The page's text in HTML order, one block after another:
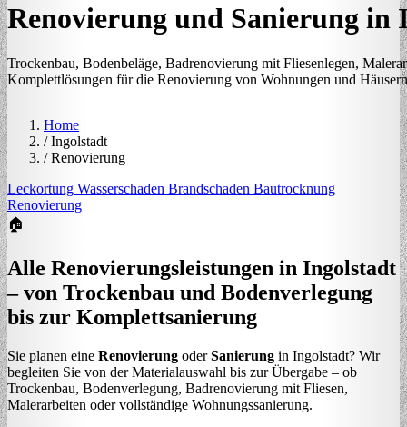
Renovierung und Sanierung in
Trockenbau, Bodenbeläge, Badrenovierung mit Fliesenlegen,
Komplettlösungen für die Renovierung von Wohnungen und
Home
/ Ingolstadt
/ Renovierung
Leckortung Wasserschaden Brandschaden Bautrocknung
Renovierung
🏠
Alle Renovierungsleistungen in Ingolstadt
– von Trockenbau und Bodenverlegung
bis zur Komplettsanierung
Sie planen eine Renovierung oderSanierung in Ingolstadt? Wir
begleiten Sie von der Materialauswahl bis zur Übergabe – ob
Trockenbau, Bodenverlegung, Badrenovierung mit Fliesen,
Malerarbeiten oder vollständige Wohnungssanierung.